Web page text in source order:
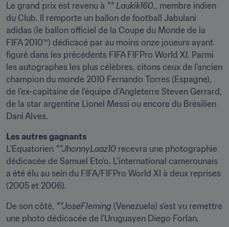
Le grand prix est revenu à ** Laukik160., membre indien
du Club. Il remporte un ballon de football Jabulani
adidas (le ballon officiel de la Coupe du Monde de la
FIFA 2010™) dédicacé par au moins onze joueurs ayant
figuré dans les précédents FIFA FIFPro World XI. Parmi
les autographes les plus célèbres, citons ceux de l'ancien
champion du monde 2010 Fernando Torres (Espagne),
de l'ex-capitaine de l'équipe d'Angleterre Steven Gerrard,
de la star argentine Lionel Messi ou encore du Brésilien
Dani Alves.
Les autres gagnants
L'Equatorien **JhonnyLaaz10 recevra une photographie
dédicacée de Samuel Eto’o. L'international camerounais
a été élu au sein du FIFA/FIFPro World XI à deux reprises
(2005 et 2006).
De son côté, **JoseFleming (Venezuela) s'est vu remettre
une photo dédicacée de l'Uruguayen Diego Forlan,